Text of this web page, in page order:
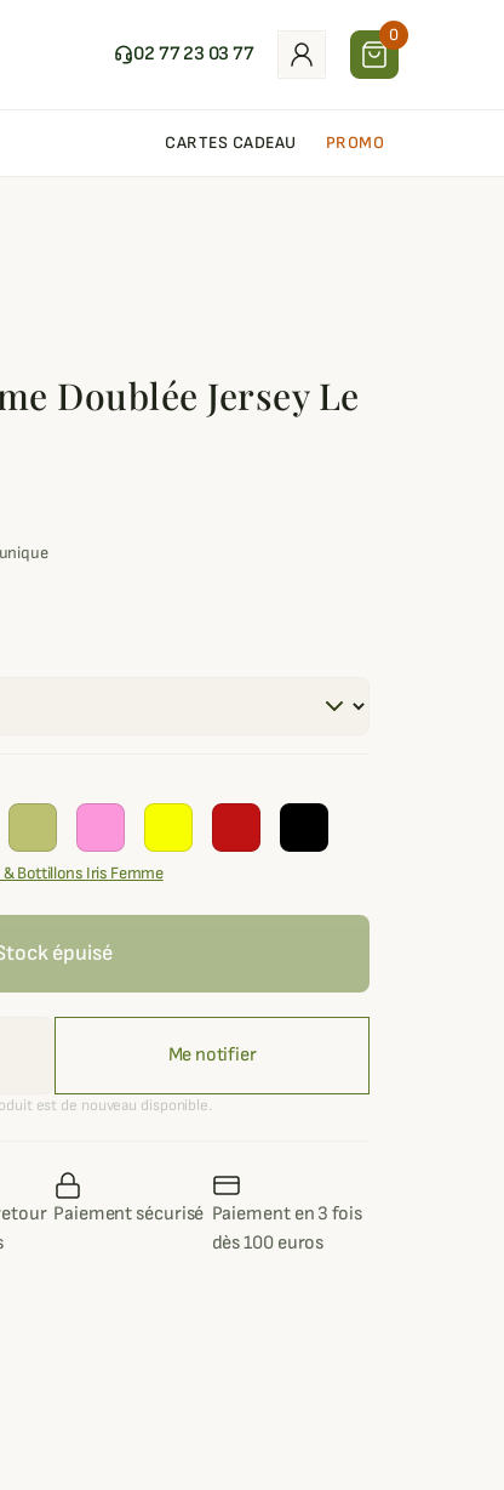
02 77 23 03 77
0
CARTES CADEAU PROMO
Doublée Jersey Le
& Bottillons Iris Femme
épuisé
Me notifier
est de nouveau disponible.
Paiement sécurisé Paiement en 3 fois
dès 100 euros